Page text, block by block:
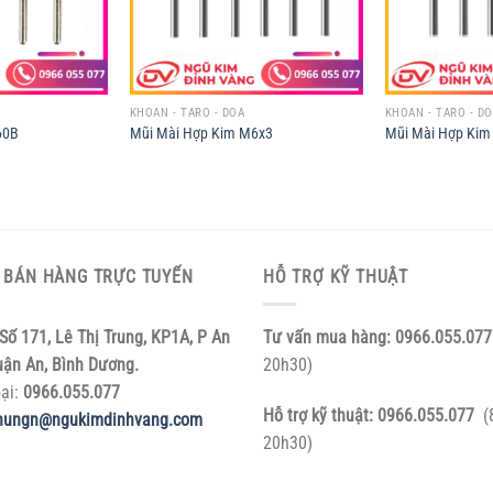
KHOAN - TARO - DOA
Mũi Mài Hợp Kim M6x3
KHOAN - TARO -
Mũi Mài Hợp Kim
HÀNG TRỰC TUYẾN
171, Lê Thị Trung, KP1A, P An
An, Bình Dương.
0966.055.077
HỖ TRỢ KỸ THUẬT
Tư vấn mua hàng: 0966.055.077
20h30)
Hỗ trợ kỹ thuật: 0966.055.077
20h30)